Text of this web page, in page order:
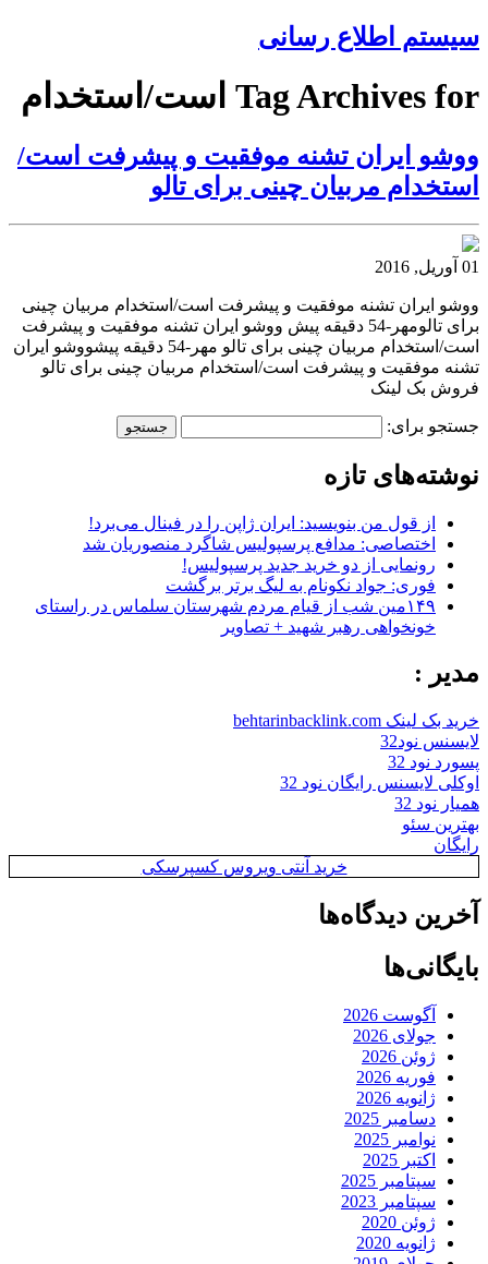
سیستم اطلاع رسانی
Tag Archives for است/استخدام
ووشو ایران تشنه موفقیت و پیشرفت است/
استخدام مربیان چینی برای تالو
01 آوریل, 2016
ووشو ایران تشنه موفقیت و پیشرفت است/استخدام مربیان چینی
برای تالومهر-54 دقیقه پیش ووشو ایران تشنه موفقیت و پیشرفت
است/استخدام مربیان چینی برای تالو مهر-54 دقیقه پیشووشو ایران
تشنه موفقیت و پیشرفت است/استخدام مربیان چینی برای تالو
فروش بک لینک
جستجو برای:
نوشته‌های تازه
از قول من بنویسید: ایران ژاپن را در فینال می‌برد!
اختصاصی: مدافع پرسپولیس شاگرد منصوریان شد
رونمایی از دو خرید جدید پرسپولیس!
فوری: جواد نکونام به لیگ برتر برگشت
۱۴۹مین شب از قیام مردم شهرستان سلماس در راستای
خونخواهی رهبر شهید + تصاویر
مدیر :
خرید بک لینک behtarinbacklink.com
لایسنس نود32
پسورد نود 32
اوکلی لایسنس رایگان نود 32
همیار نود 32
بهترین سئو
رایگان
خرید آنتی ویروس کسپرسکی
آخرین دیدگاه‌ها
بایگانی‌ها
آگوست 2026
جولای 2026
ژوئن 2026
فوریه 2026
ژانویه 2026
دسامبر 2025
نوامبر 2025
اکتبر 2025
سپتامبر 2025
سپتامبر 2023
ژوئن 2020
ژانویه 2020